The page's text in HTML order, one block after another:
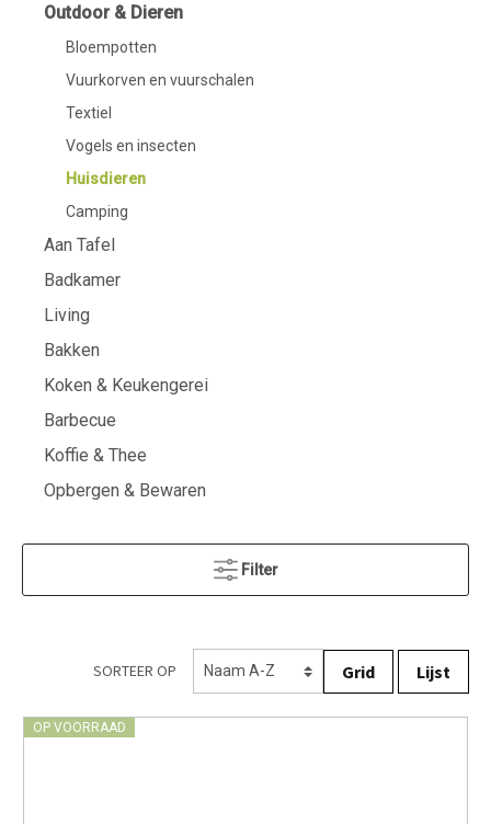
Outdoor & Dieren
Bloempotten
Vuurkorven en vuurschalen
Textiel
Vogels en insecten
Huisdieren
Camping
Aan Tafel
Badkamer
Living
Bakken
Koken & Keukengerei
Barbecue
Koffie & Thee
Opbergen & Bewaren
Filter
SORTEER OP Grid Lijst
OP VOORRAAD